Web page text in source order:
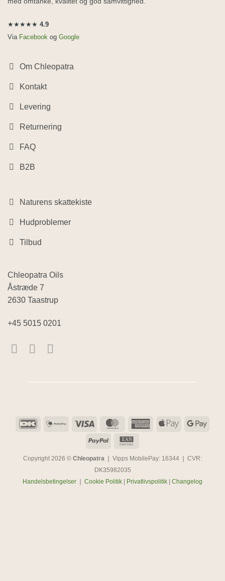
★★★★★ 4.9
Via Facebook og Google
Om Chleopatra
Kontakt
Levering
Returnering
FAQ
B2B
Naturens skattekiste
Hudproblemer
Tilbud
Chleopatra Oils
Åstræde 7
2630 Taastrup
+45 5015 0201
DanKort MobilePay Visa MasterCardAmerican Apple
PayPal
EAN
FAKTURA
Copyright 2026 © Chleopatra
❘ Vipps MobilePay: 16344 ❘ CVR:
DK35982035
Handelsbetingelser
Cookie Politik Privatlivspolitik Changelog